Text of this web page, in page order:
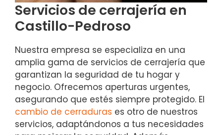
Servicios de cerrajería en
Castillo-Pedroso
Nuestra empresa se especializa en una
amplia gama de servicios de cerrajería que
garantizan la seguridad de tu hogar y
negocio. Ofrecemos aperturas urgentes,
asegurando que estés siempre protegido. El
cambio de cerraduras es otro de nuestros
servicios, adaptándonos a tus necesidades